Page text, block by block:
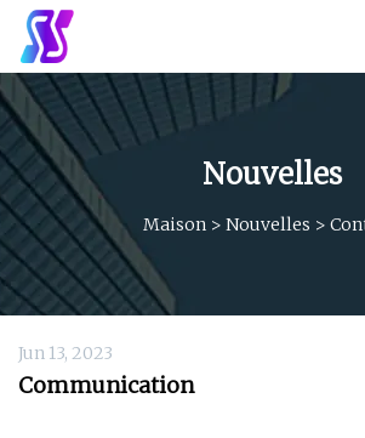
Nouvelles
Maison > Nouvelles >
Jun 13, 2023
Communication